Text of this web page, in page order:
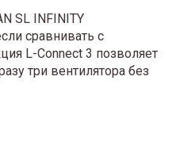
SL INFINITY
сравнивать с
L-Connect 3 позволяет
три вентилятора без